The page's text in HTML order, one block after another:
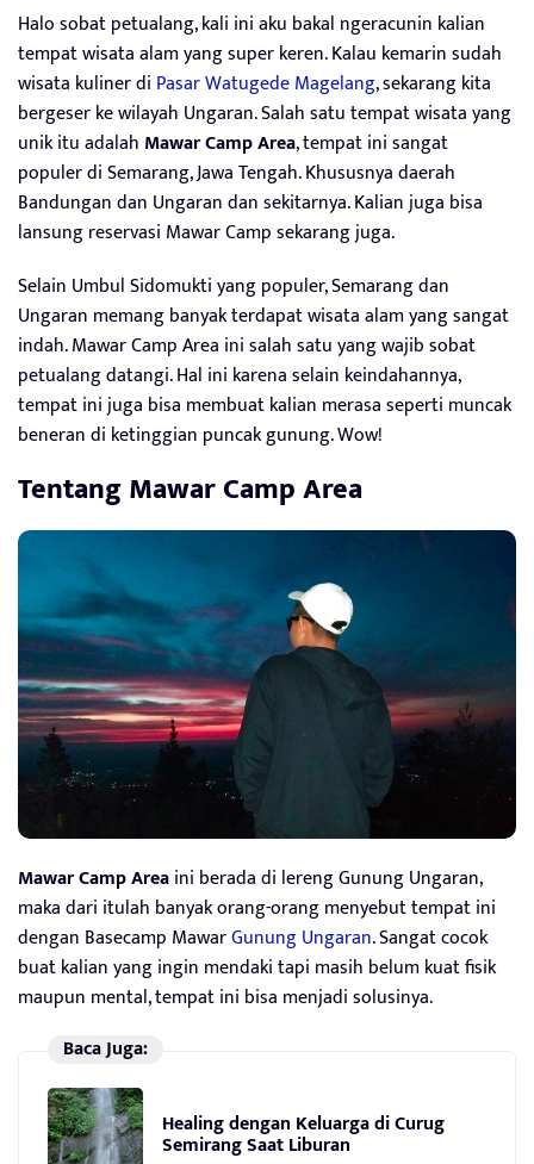
Halo sobat petualang, kali ini aku bakal ngeracunin kalian
tempat wisata alam yang super keren. Kalau kemarin sudah
wisata kuliner di Pasar Watugede Magelang, sekarang kita
bergeser ke wilayah Ungaran. Salah satu tempat wisata yang
unik itu adalah Mawar Camp Area, tempat ini sangat
populer di Semarang, Jawa Tengah. Khususnya daerah
Bandungan dan Ungaran dan sekitarnya. Kalian juga bisa
lansung reservasi Mawar Camp sekarang juga.
Selain Umbul Sidomukti yang populer, Semarang dan
Ungaran memang banyak terdapat wisata alam yang sangat
indah. Mawar Camp Area ini salah satu yang wajib sobat
petualang datangi. Hal ini karena selain keindahannya,
tempat ini juga bisa membuat kalian merasa seperti muncak
beneran di ketinggian puncak gunung. Wow!
Tentang Mawar Camp Area
Mawar Camp Areaini berada di lereng Gunung Ungaran,
maka dari itulah banyak orang-orang menyebut tempat ini
dengan Basecamp MawarGunung Ungaran. Sangat cocok
buat kalian yang ingin mendaki tapi masih belum kuat fisik
maupun mental, tempat ini bisa menjadi solusinya.
Baca Juga:
Healing dengan Keluarga di Curug
Semirang Saat Liburan